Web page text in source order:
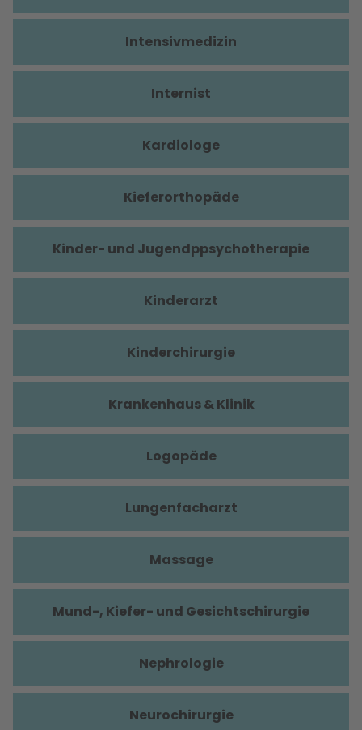
Intensivmedizin
Internist
Kardiologe
Kieferorthopäde
Kinder- und Jugendppsychotherapie
Kinderarzt
Kinderchirurgie
Krankenhaus & Klinik
Logopäde
Lungenfacharzt
Massage
Mund-, Kiefer- und Gesichtschirurgie
Nephrologie
Neurochirurgie